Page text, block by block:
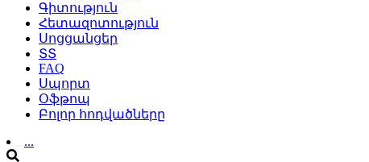
Գիտություն
Հետազոտություն
Սոցցանցեր
ՏՏ
FAQ
Սպորտ
Օֆթոպ
Բոլոր հոդվածները
...